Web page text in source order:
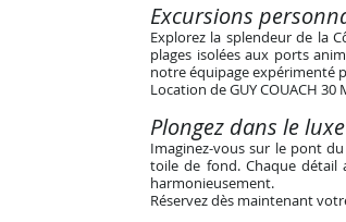
Excursions
Explorez la splendeur de la
plages isolées aux ports
notre équipage expérimenté
Location de GUY COUACH
Plongez dans le
Imaginez-vous sur le pont
toile de fond. Chaque détail
harmonieusement.
Réservez dès maintenant